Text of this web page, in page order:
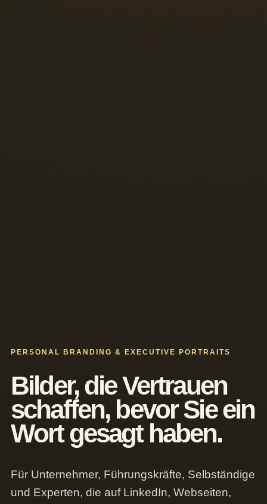
PERSONAL BRANDING & EXECUTIVE PORTRAITS
Bilder, die Vertrauen
schaffen, bevor Sie ein
Wort gesagt haben.
Für Unternehmer, Führungskräfte, Selbständige
und Experten, die auf LinkedIn, Webseiten,